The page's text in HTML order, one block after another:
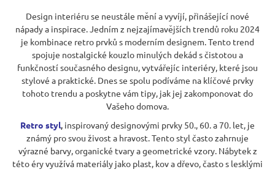
Design interiéru se neustále mění a vyvíjí, přinášející nové
nápady a inspirace. Jedním z nejzajímavějších trendů roku 2024
je kombinace retro prvků s moderním designem. Tento trend
spojuje nostalgické kouzlo minulých dekád s čistotou a
funkčností současného designu, vytvářejíc interiéry, které jsou
stylové a praktické. Dnes se spolu podíváme na klíčové prvky
tohoto trendu a poskytne vám tipy, jak jej zakomponovat do
Vašeho domova.
Retro styl inspirovaný designovými prvky 50., 60. a 70. let, je
známý pro svou živost a hravost. Tento styl často zahrnuje
výrazné barvy, organické tvary a geometrické vzory. Nábytek z
této éry využívá materiály jako plast, kov a dřevo, často s lesklými
t
b
e